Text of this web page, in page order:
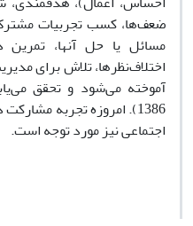
ضعف‌ها، کسب تجربیات
مسائل یا حل آن­ها، تمرین
اختلاف‌نظرها، تلاش برای
1386). امروزه تجربه
اجتماعی نیز مورد توجه است.